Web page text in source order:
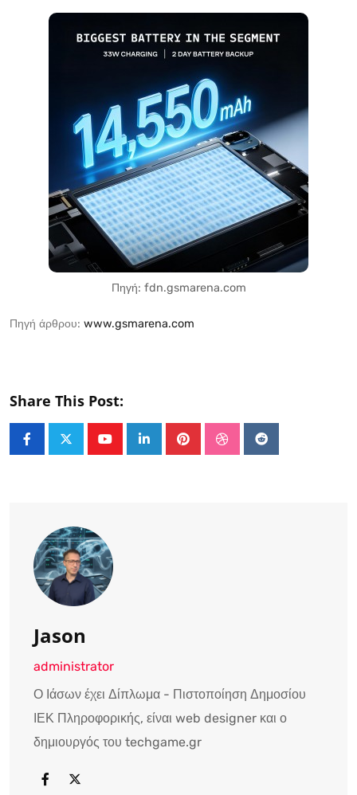
Πηγή: fdn.gsmarena.com
Πηγή άρθρου: www.gsmarena.com
Share This Post:
YoutubeLinkedInPinterestStumbleUpon
Reddit
Jason
administrator
Ο Ιάσων έχει Δίπλωμα - Πιστοποίηση Δημοσίου
ΙΕΚ Πληροφορικής, είναι web designer και ο
δημιουργός του techgame.gr